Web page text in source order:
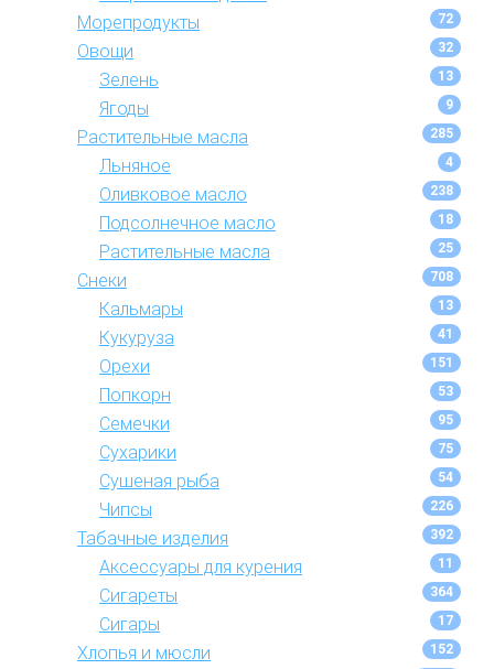
Морепродукты
72
Овощи 32
Зелень 13
Ягоды 9
Растительные масла 285
Льняное 4
Оливковое масло 238
Подсолнечное масло 18
Растительные масла 25
Снеки 708
Кальмары 13
Кукуруза 41
Орехи 151
Попкорн 53
Семечки 95
Сухарики 75
Сушеная рыба 54
Чипсы 226
Табачные изделия 392
Аксессуары для курения 11
Сигареты 364
Сигары 17
Хлопья и мюсли 152